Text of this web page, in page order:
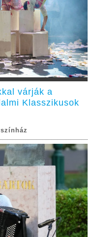
várják a
Klasszikusok